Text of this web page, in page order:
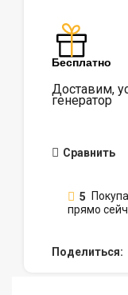
Бесплатно
Доставим,
генератор
Сравнить
5
прямо
Поделиться: